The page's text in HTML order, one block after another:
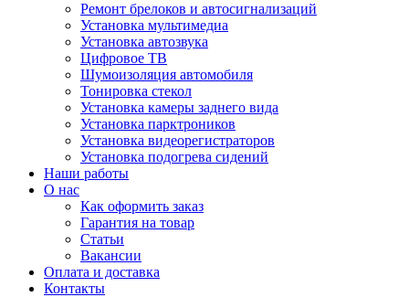
Ремонт брелоков и автосигнализаций
Установка мультимедиа
Установка автозвука
Цифровое ТВ
Шумоизоляция автомобиля
Тонировка стекол
Установка камеры заднего вида
Установка парктроников
Установка видеорегистраторов
Установка подогрева сидений
Наши работы
О нас
Как оформить заказ
Гарантия на товар
Статьи
Вакансии
Оплата и доставка
Контакты